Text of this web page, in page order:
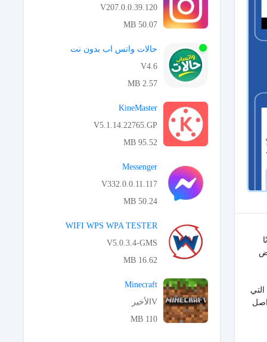
V207.0.0.39.120
50.07 MB
حالات واتس اب بدون نت
V4.6
2.57 MB
KineMaster
V5.1.14.22765.GP
95.52 MB
Messenger
V332.0.0.11.117
50.24 MB
WIFI WPS WPA TESTER
V5.0.3.4-GMS
16.62 MB
Minecraft
Vالأخير
110 MB